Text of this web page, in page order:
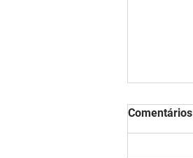
Comentários